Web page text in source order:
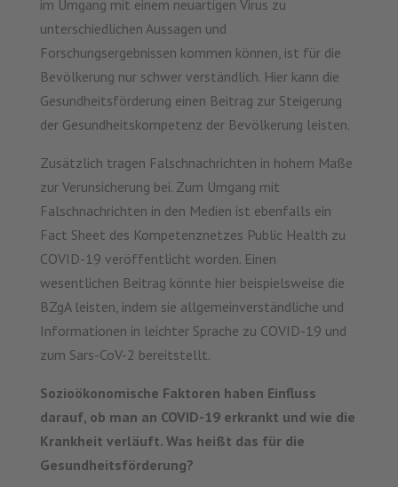
im Umgang mit einem neuartigen Virus zu
unterschiedlichen Aussagen und
Forschungsergebnissen kommen können, ist für die
Bevölkerung nur schwer verständlich. Hier kann die
Gesundheitsförderung einen Beitrag zur Steigerung
der Gesundheitskompetenz der Bevölkerung leisten.
Zusätzlich tragen Falschnachrichten in hohem Maße
zur Verunsicherung bei. Zum Umgang mit
Falschnachrichten in den Medien ist ebenfalls ein
Fact Sheet des Kompetenznetzes Public Health zu
COVID-19 veröffentlicht worden. Einen
wesentlichen Beitrag könnte hier beispielsweise die
BZgA leisten, indem sie allgemeinverständliche und
Informationen in leichter Sprache zu COVID-19 und
zum Sars-CoV-2 bereitstellt.
Sozioökonomische Faktoren haben Einfluss
darauf, ob man an COVID-19 erkrankt und wie die
Krankheit verläuft. Was heißt das für die
Gesundheitsförderung?